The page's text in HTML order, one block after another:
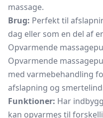
massage.
Brug: Perfekt til
dag eller som en del af
Opvarmende
Opvarmende
med varmebehandling
afslapning og
Funktioner: Har
kan opvarmes til